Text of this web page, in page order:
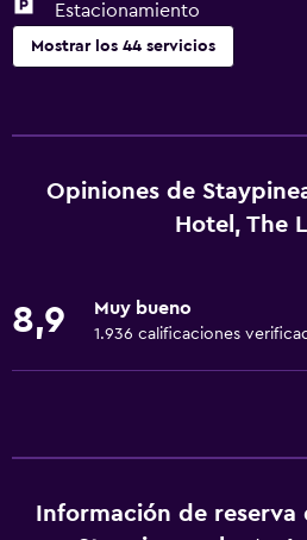
Estacionamiento
Mostrar los 44 servicios
Habitación hipoalergénica
Para no fumadores
Mascotas permitidas bajo
Lavabo bajo
Servicios y facilidades
Check-out exprés
Opiniones de
Hotel, The
8,9 Muy bueno
1.936 calificaciones
Información de